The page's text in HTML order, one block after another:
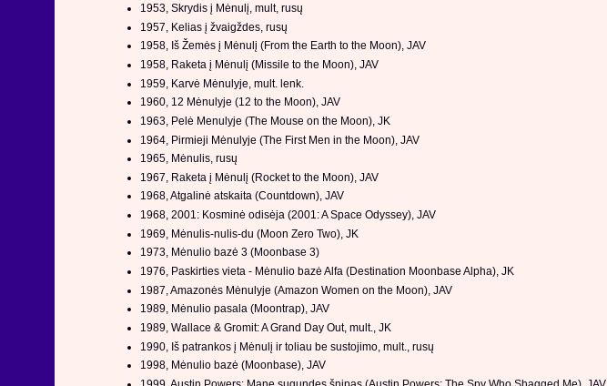
1953, Skrydis į Mėnulį, mult, rusų
1957, Kelias į žvaigždes, rusų
1958, Iš Žemės į Mėnulį (From the Earth to the Moon), JAV
1958, Raketa į Mėnulį (Missile to the Moon), JAV
1959, Karvė Mėnulyje, mult. lenk.
1960, 12 Mėnulyje (12 to the Moon), JAV
1963, Pelė Menulyje (The Mouse on the Moon), JK
1964, Pirmieji Mėnulyje (The First Men in the Moon), JAV
1965, Mėnulis, rusų
1967, Raketa į Mėnulį (Rocket to the Moon), JAV
1968, Atgalinė atskaita (Countdown), JAV
1968, 2001: Kosminė odisėja (2001: A Space Odyssey), JAV
1969, Mėnulis-nulis-du (Moon Zero Two), JK
1973, Mėnulio bazė 3 (Moonbase 3)
1976, Paskirties vieta - Mėnulio bazė Alfa (Destination Moonbase Alpha), JK
1987, Amazonės Mėnulyje (Amazon Women on the Moon), JAV
1989, Mėnulio pasala (Moontrap), JAV
1989, Wallace & Gromit: A Grand Day Out, mult., JK
1990, Iš patrankos į Mėnulį ir toliau be sustojimo, mult., rusų
1998, Mėnulio bazė (Moonbase), JAV